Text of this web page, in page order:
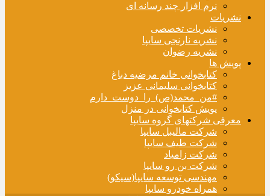
نرم افزار چند رسانه ای
نشریات
نشریات تخصصی
نشریه نارنجی سایپا
نشریه رضوان
پویش ها
کتابخوانی خانم مرضیه دباغ
کتابخوانی سلیمانی عزیز
#من_محمد(ص)_را_دوست_دارم
پویش کتابخوانی در منزل
معرفی شرکتهای گروه سایپا
شرکت مالیبل سایپا
شرکت طیف سایپا
شرکت زامیاد
شرکت بن رو سایپا
مهندسی توسعه سایپا(سیکو)
همراه خودرو سایپا